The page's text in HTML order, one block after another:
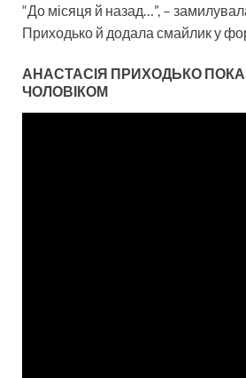
“До місяця й назад…”, –
Приходько й додала смайлик у
АНАСТАСІЯ ПРИХОДЬКО
ЧОЛОВІКОМ